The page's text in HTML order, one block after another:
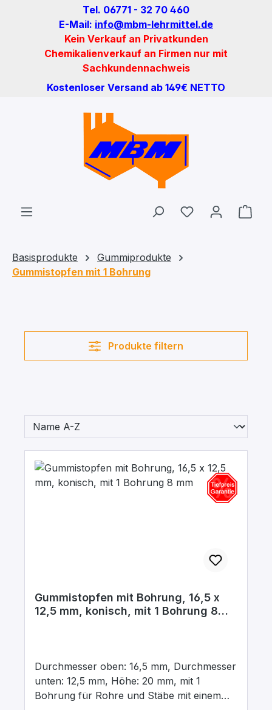
Zum Hauptinhalt springenTel. 06771 - 32 70 460
E-Mail: info@mbm-lehrmittel.de
Kein Verkauf an Privatkunden
Chemikalienverkauf an Firmen nur mit
Sachkundennachweis
Kostenloser Versand ab 149€ NETTO
Du hast 0
Basisprodukte
Gummiprodukte
Gummistopfen mit 1 Bohrung
Produkte filtern
Gummistopfen mit Bohrung, 16,5 x
12,5 mm, konisch, mit 1 Bohrung 8
Durchmesser oben: 16,5 mm, Durchmesser
unten: 12,5 mm, Höhe: 20 mm, mit 1
Bohrung für Rohre und Stäbe mit einem